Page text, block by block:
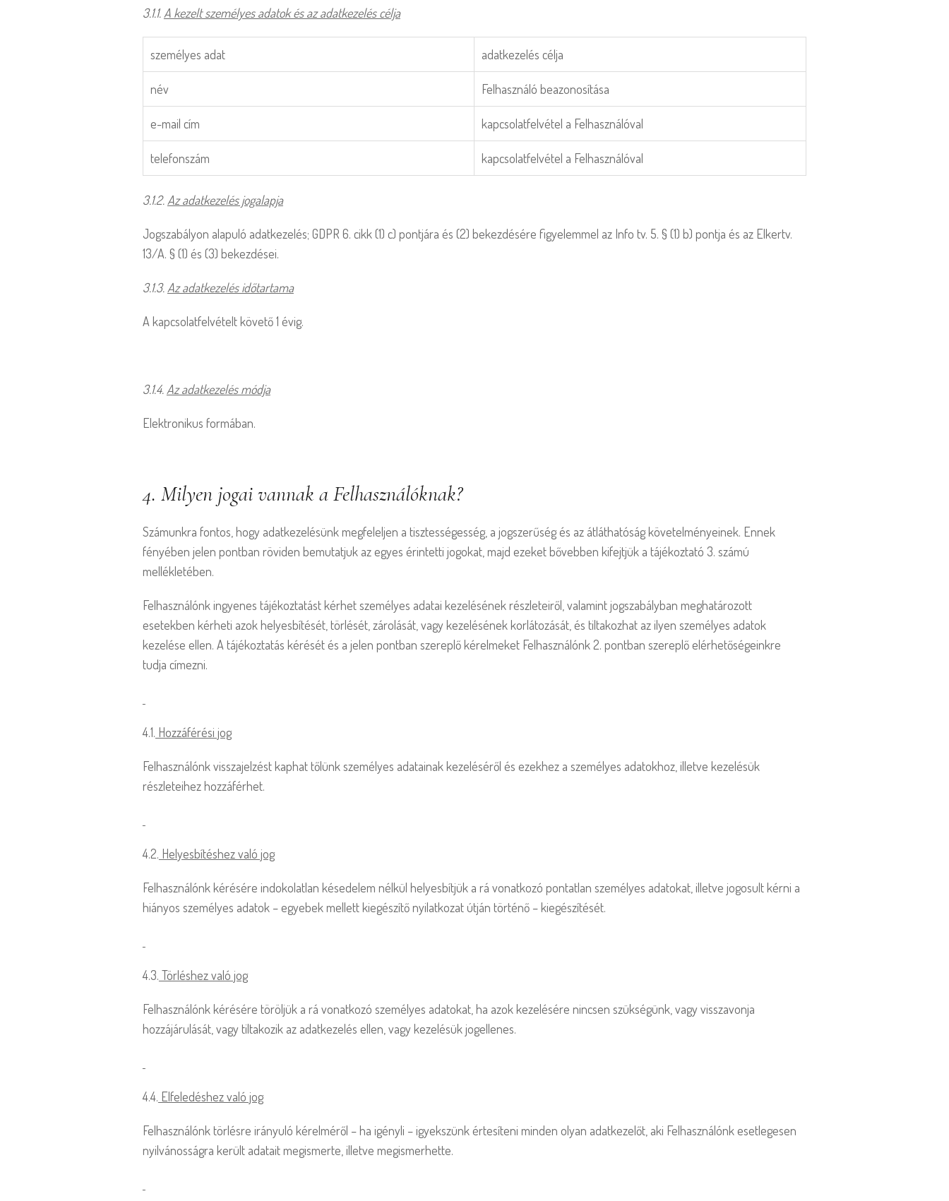
3.1.1. A kezelt személyes adatok és az adatkezelés célja
személyes adat adatkezelés célja
név Felhasználó beazonosítása
e-mail cím kapcsolatfelvétel a Felhasználóval
telefonszám kapcsolatfelvétel a Felhasználóval
3.1.2. Az adatkezelés jogalapja
Jogszabályon alapuló adatkezelés; GDPR 6. cikk (1) c) pontjára és (2) bekezdésére figyelemmel az Info tv. 5. § (1) b) pontja és az Elkertv.
13/A. § (1) és (3) bekezdései.
3.1.3. Az adatkezelés időtartama
A kapcsolatfelvételt követő 1 évig.
3.1.4. Az adatkezelés módja
Elektronikus formában.
4. Milyen jogai vannak a Felhasználóknak?
Számunkra fontos, hogy adatkezelésünk megfeleljen a tisztességesség, a jogszerűség és az átláthatóság követelményeinek. Ennek
fényében jelen pontban röviden bemutatjuk az egyes érintetti jogokat, majd ezeket bővebben kifejtjük a tájékoztató 3. számú
mellékletében.
Felhasználónk ingyenes tájékoztatást kérhet személyes adatai kezelésének részleteiről, valamint jogszabályban meghatározott
esetekben kérheti azok helyesbítését, törlését, zárolását, vagy kezelésének korlátozását, és tiltakozhat az ilyen személyes adatok
kezelése ellen. A tájékoztatás kérését és a jelen pontban szereplő kérelmeket Felhasználónk 2. pontban szereplő elérhetőségeinkre
tudja címezni.
4.1. Hozzáférési jog
Felhasználónk visszajelzést kaphat tőlünk személyes adatainak kezeléséről és ezekhez a személyes adatokhoz, illetve kezelésük
részleteihez hozzáférhet.
4.2. Helyesbítéshez való jog
Felhasználónk kérésére indokolatlan késedelem nélkül helyesbítjük a rá vonatkozó pontatlan személyes adatokat, illetve jogosult kérni a
hiányos személyes adatok – egyebek mellett kiegészítő nyilatkozat útján történő – kiegészítését.
4.3. Törléshez való jog
Felhasználónk kérésére töröljük a rá vonatkozó személyes adatokat, ha azok kezelésére nincsen szükségünk, vagy visszavonja
hozzájárulását, vagy tiltakozik az adatkezelés ellen, vagy kezelésük jogellenes.
4.4. Elfeledéshez való jog
Felhasználónk törlésre irányuló kérelméről – ha igényli – igyekszünk értesíteni minden olyan adatkezelőt, aki Felhasználónk esetlegesen
nyilvánosságra került adatait megismerte, illetve megismerhette.